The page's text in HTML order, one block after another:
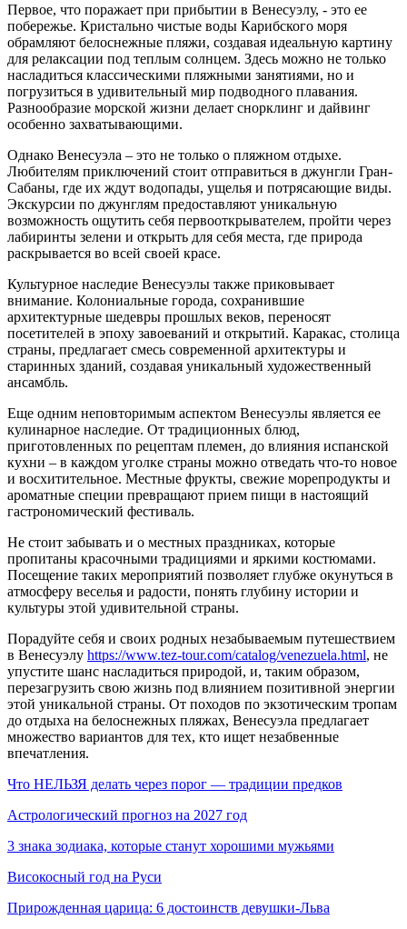
Первое, что поражает при прибытии в Венесуэлу, - это ее
побережье. Кристально чистые воды Карибского моря
обрамляют белоснежные пляжи, создавая идеальную картину
для релаксации под теплым солнцем. Здесь можно не только
насладиться классическими пляжными занятиями, но и
погрузиться в удивительный мир подводного плавания.
Разнообразие морской жизни делает снорклинг и дайвинг
особенно захватывающими.
Однако Венесуэла – это не только о пляжном отдыхе.
Любителям приключений стоит отправиться в джунгли Гран-
Сабаны, где их ждут водопады, ущелья и потрясающие виды.
Экскурсии по джунглям предоставляют уникальную
возможность ощутить себя первооткрывателем, пройти через
лабиринты зелени и открыть для себя места, где природа
раскрывается во всей своей красе.
Культурное наследие Венесуэлы также приковывает
внимание. Колониальные города, сохранившие
архитектурные шедевры прошлых веков, переносят
посетителей в эпоху завоеваний и открытий. Каракас, столица
страны, предлагает смесь современной архитектуры и
старинных зданий, создавая уникальный художественный
ансамбль.
Еще одним неповторимым аспектом Венесуэлы является ее
кулинарное наследие. От традиционных блюд,
приготовленных по рецептам племен, до влияния испанской
кухни – в каждом уголке страны можно отведать что-то новое
и восхитительное. Местные фрукты, свежие морепродукты и
ароматные специи превращают прием пищи в настоящий
гастрономический фестиваль.
Не стоит забывать и о местных праздниках, которые
пропитаны красочными традициями и яркими костюмами.
Посещение таких мероприятий позволяет глубже окунуться в
атмосферу веселья и радости, понять глубину истории и
культуры этой удивительной страны.
Порадуйте себя и своих родных незабываемым путешествием
в Венесуэлу https://www.tez-tour.com/catalog/venezuela.html, не
упустите шанс насладиться природой, и, таким образом,
перезагрузить свою жизнь под влиянием позитивной энергии
этой уникальной страны. От походов по экзотическим тропам
до отдыха на белоснежных пляжах, Венесуэла предлагает
множество вариантов для тех, кто ищет незабвенные
впечатления.
Что НЕЛЬЗЯ делать через порог — традиции предков
Астрологический прогноз на 2027 год
3 знака зодиака, которые станут хорошими мужьями
Високосный год на Руси
Прирожденная царица: 6 достоинств девушки-Льва